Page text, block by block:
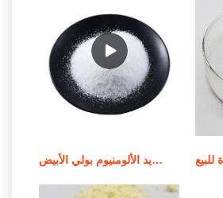
المورد من عملية تصنيع كلوريد الألومنيوم بولي الأبيض